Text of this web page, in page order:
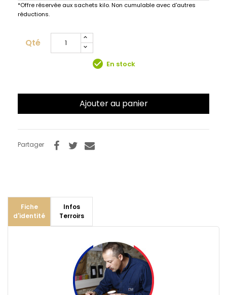
*Offre réservée aux sachets kilo. Non cumulable avec d'autres
réductions.
Qté
check_circle En stock
Ajouter au panier
Partager
Fiche
d'identité
Infos
Terroirs